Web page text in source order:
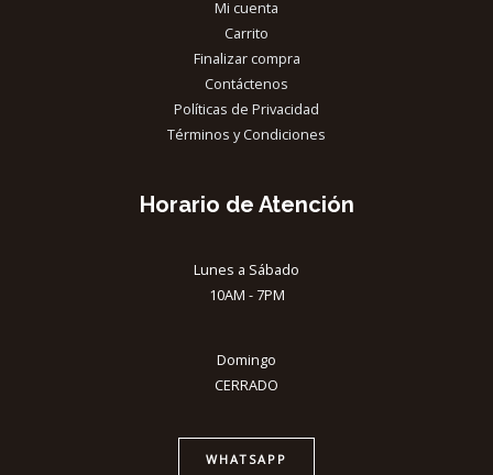
Mi cuenta
Carrito
Finalizar compra
Contáctenos
Políticas de Privacidad
Términos y Condiciones
Horario de Atención
Lunes a Sábado
10AM - 7PM
Domingo
CERRADO
WHATSAPP